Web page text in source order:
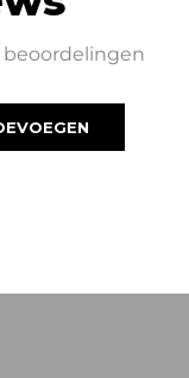
beoordelingen